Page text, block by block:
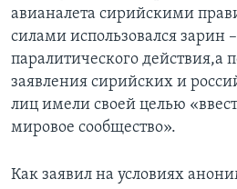
авианалета сирийскими
силами использовался зарин
паралитического действия,а
заявления сирийских и
лиц имели своей целью
мировое сообщество».
Как заявил на условиях